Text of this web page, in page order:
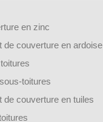
en zinc
de couverture en ardoise
toitures
de couverture en tuiles